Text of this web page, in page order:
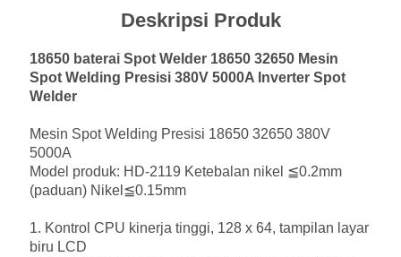
Deskripsi Produk
18650 baterai Spot Welder 18650 32650 Mesin
Spot Welding Presisi 380V 5000A Inverter Spot
Welder
Mesin Spot Welding Presisi 18650 32650 380V
5000A
Model produk: HD-2119 Ketebalan nikel ≦0.2mm
(paduan) Nikel≦0.15mm
1. Kontrol CPU kinerja tinggi, 128 x 64, tampilan layar
biru LCD